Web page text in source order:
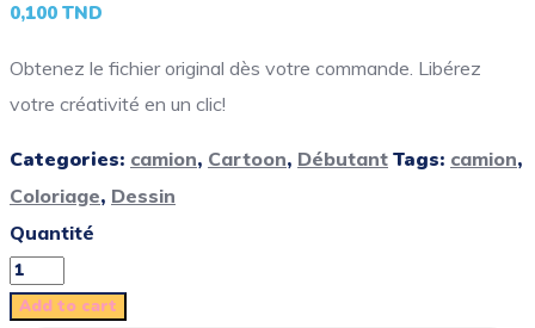
0,100 TND
Obtenez le fichier original dès votre commande. Libérez
votre créativité en un clic!
Categories: camion, Cartoon, Débutant Tags: camion,
Coloriage, Dessin
Quantité
Add to cart